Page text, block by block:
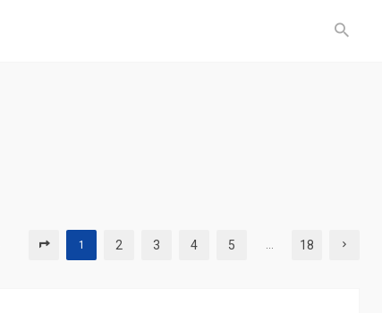
1 2 3 4 5 … 18